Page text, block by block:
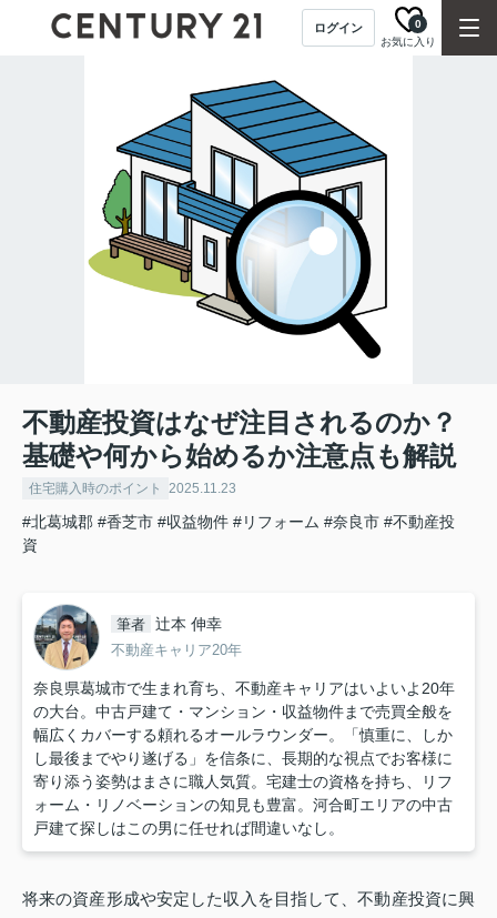
ログイン
お気に入り
0
不動産投資はなぜ注目されるのか？
基礎や何から始めるか注意点も解説
住宅購入時のポイント 2025.11.23
#北葛城郡 #香芝市 #収益物件 #リフォーム #奈良市 #不動産投
資
筆者 辻本 伸幸
不動産キャリア20年
奈良県葛城市で生まれ育ち、不動産キャリアはいよいよ20年
の大台。中古戸建て・マンション・収益物件まで売買全般を
幅広くカバーする頼れるオールラウンダー。「慎重に、しか
し最後までやり遂げる」を信条に、長期的な視点でお客様に
寄り添う姿勢はまさに職人気質。宅建士の資格を持ち、リフ
ォーム・リノベーションの知見も豊富。河合町エリアの中古
戸建て探しはこの男に任せれば間違いなし。
将来の資産形成や安定した収入を目指して、不動産投資に興